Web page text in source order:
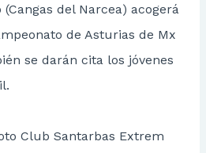
(Cangas del Narcea) acogerá
de Asturias de Mx
se darán cita los jóvenes
Club Santarbas Extrem